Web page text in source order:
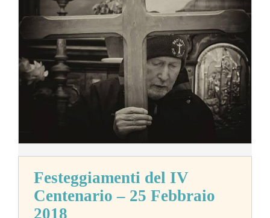
Festeggiamenti del IV
Centenario – 25 Febbraio
2018